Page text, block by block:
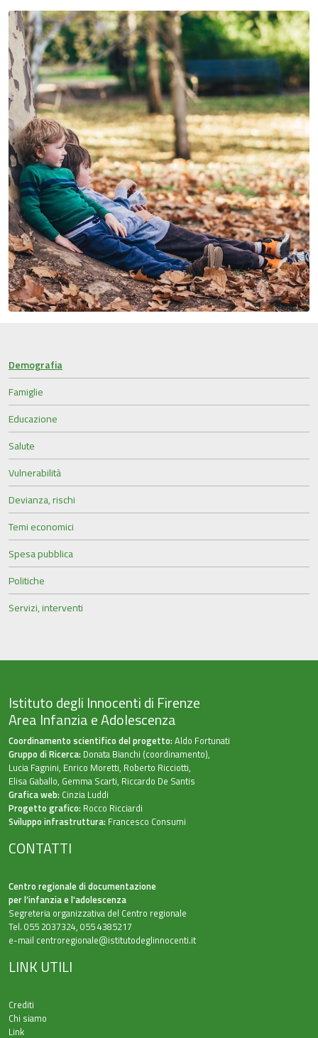
Demografia
Famiglie
Educazione
Salute
Vulnerabilità
Devianza, rischi
Temi economici
Spesa pubblica
Politiche
Servizi, interventi
Istituto degli Innocenti di Firenze
Area Infanzia e Adolescenza
Coordinamento scientifico del progetto: Aldo Fortunati
Gruppo di Ricerca: Donata Bianchi (coordinamento),
Lucia Fagnini, Enrico Moretti, Roberto Ricciotti,
Elisa Gaballo, Gemma Scarti, Riccardo De Santis
Grafica web: Cinzia Luddi
Progetto grafico: Rocco Ricciardi
Sviluppo infrastruttura: Francesco Consumi
CONTATTI
Centro regionale di documentazione
per l’infanzia e l'adolescenza
Segreteria organizzativa del Centro regionale
Tel. 055 2037324, 055 4385217
e-mail centroregionale@istitutodeglinnocenti.it
LINK UTILI
Crediti
Chi siamo
Link